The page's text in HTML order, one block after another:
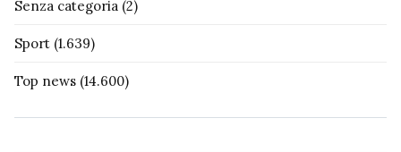
Senza categoria (2)
Sport (1.639)
Top news (14.600)